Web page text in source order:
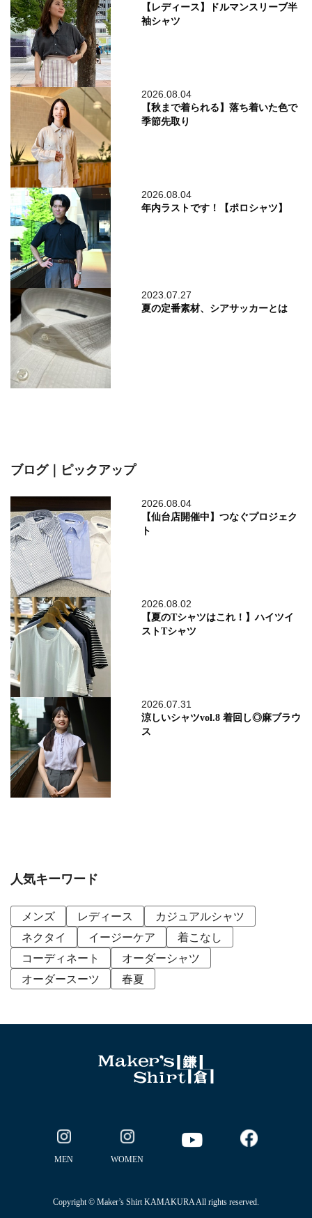
【レディース】ドルマンスリーブ半
袖シャツ
2026.08.04
【秋まで着られる】落ち着いた色で
季節先取り
2026.08.04
年内ラストです！【ポロシャツ】
2023.07.27
夏の定番素材、シアサッカーとは
ブログ｜ピックアップ
2026.08.04
【仙台店開催中】つなぐプロジェク
ト
2026.08.02
【夏のTシャツはこれ！】ハイツイ
ストTシャツ
2026.07.31
涼しいシャツvol.8 着回し◎麻ブラウ
ス
人気キーワード
メンズ レディース
カジュアルシャツ
ネクタイ
イージーケア
着こなし
コーディネート
オーダーシャツ
オーダースーツ
春夏
MEN WOMEN
Copyright © Maker’s Shirt KAMAKURA All rights reserved.